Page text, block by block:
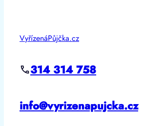
VyřízenáPůjčka.cz
314 314 758
info@vyrizenapujcka.cz